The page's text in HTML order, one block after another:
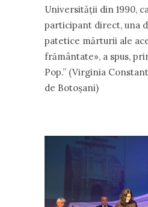
Universităţii din 1990,
participant direct, una
patetice mărturii ale
frământate», a spus,
Pop.” (Virginia
de Botoșani)